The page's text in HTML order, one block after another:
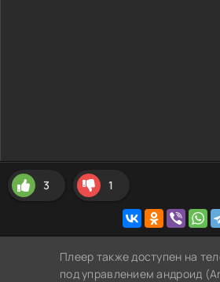
3 1
Плеер также доступен на
под управлением андроид